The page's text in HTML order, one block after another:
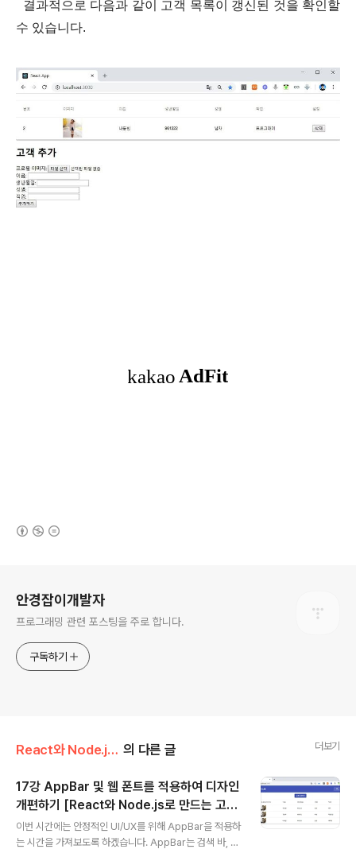
결과적으로 다음과 같이 고객 목록이 갱신된 것을 확인할
수 있습니다.
안경잡이개발자
프로그래밍 관련 포스팅을 주로 합니다.
구독하기
React와 Node.js로 만드는 고객 관리 시스템 개발 강좌 의 다른 글 더보기
17강 AppBar 및 웹 폰트를 적용하여 디자인
개편하기 [React와 Node.js로 만드는 고객
관리 시스템 개발 강좌]
이번 시간에는 안정적인 UI/UX를 위해 AppBar을 적용하
는 시간을 가져보도록 하겠습니다. AppBar는 검색 바, 내